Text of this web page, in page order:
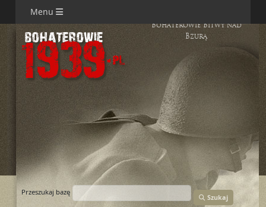
Menu
Bohaterowie Bitwy nad
Bzurą
Przeszukaj bazę
Szukaj